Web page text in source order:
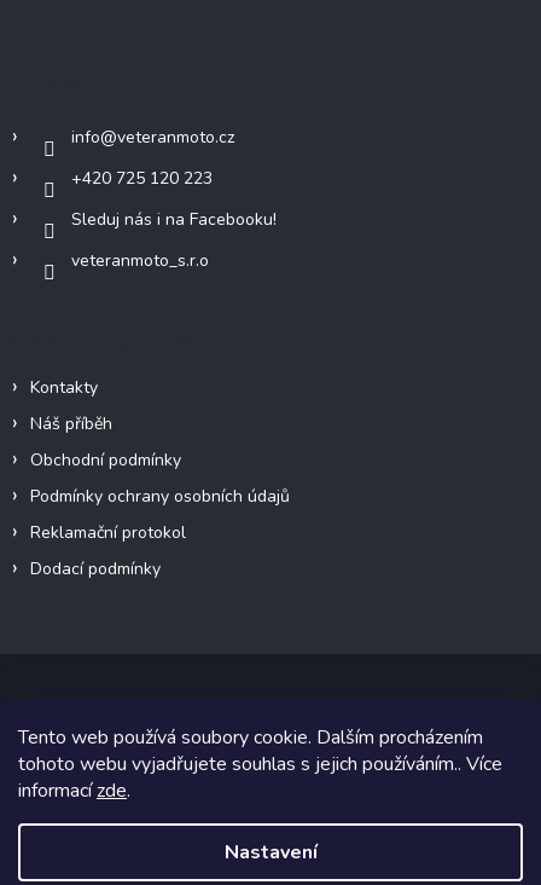
Tento web používá soubory cookie. Dalším procházením
tohoto webu vyjadřujete souhlas s jejich používáním.. Více
informacízde.
Nastavení
u
info@veteranmoto.cz
+420 725 120 223
Sleduj nás i na Facebooku!
veteranmoto_s.r.o
Kontakty
Náš příběh
Obchodní podmínky
Podmínky ochrany osobních údajů
Reklamační protokol
Dodací podmínky
Copyright 2026VeteránMoto s.r.o.. Všechna práva vyhrazena.
Grafický návrh vytvořil a na Shoptet implementoval
Shoptetak.cz.